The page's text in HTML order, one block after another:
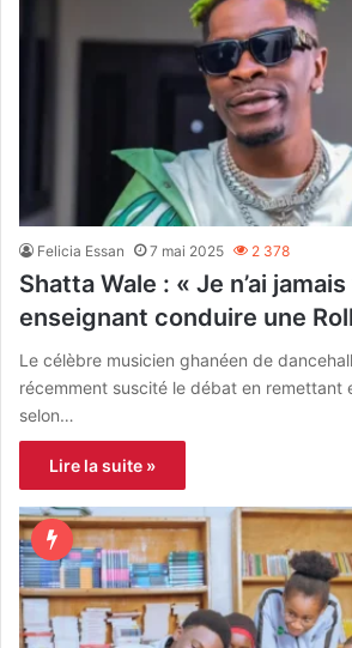
Felicia Essan 7 mai 2025 2 378
Shatta Wale : « Je n’ai
enseignant conduire une
Le célèbre musicien ghanéen de
récemment suscité le débat en remettant
selon…
Lire la suite »